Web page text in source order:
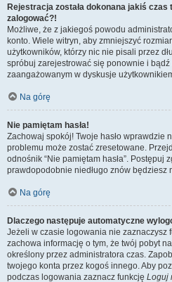
Rejestracja została dokonana jakiś
zalogować?!
Możliwe, że z jakiegoś powodu
konto. Wiele witryn, aby zmniejszyć
użytkowników, którzy nic nie pisali przez
spróbuj zarejestrować się ponownie i
zaangażowanym w dyskusje
Na górę
Nie pamiętam hasła!
Zachowaj spokój! Twoje hasło wprawdzie
problemu może zostać zresetowane.
odnośnik “Nie pamiętam hasła”. Postępuj
prawdopodobnie niedługo znów będziesz
Na górę
Dlaczego następuje automatyczne
Jeżeli w czasie logowania nie zaznaczysz
zachowa informację o tym, że twój pobyt
określony przez administratora czas.
twojego konta przez kogoś innego. Aby
podczas logowania zaznacz funkcję Loguj